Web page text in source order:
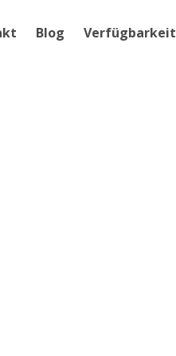
Blog Verfügbarkeit